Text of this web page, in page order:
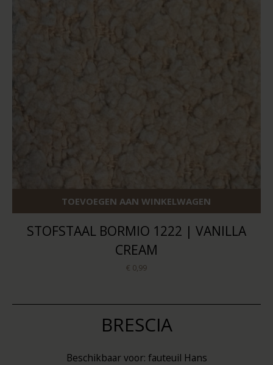
TOEVOEGEN AAN WINKELWAGEN
STOFSTAAL BORMIO 1222 | VANILLA
CREAM
€ 0,99
BRESCIA
Beschikbaar voor: fauteuil Hans